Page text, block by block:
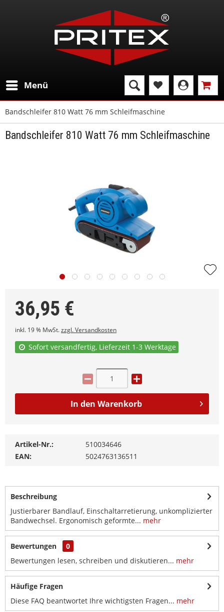
Menü
Bandschleifer 810 Watt 76 mm Schleifmaschine
Bandschleifer 810 Watt 76 mm Schleifmaschine
36,95 €
inkl. 19 % MwSt.zzgl. Versandkosten
Sofort versandfertig, Lieferzeit 1-3 Werktage
In den Warenkorb
Artikel-Nr.:
510034646
EAN:
5024763136511
Beschreibung
Justierbarer Bandlauf, Einschaltarretierung, unkomplizierter
Bandwechsel. Ergonomisch geformte... mehr
Bewertungen
0
Bewertungen lesen, schreiben und diskutieren... mehr
Häufige Fragen
Diese FAQ beantwortet Ihre wichtigsten Fragen... mehr